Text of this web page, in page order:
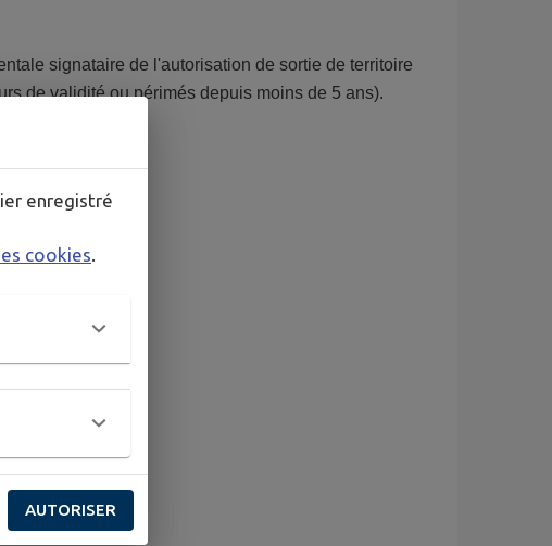
signataire de l'autorisation de sortie de territoire
de validité ou périmés depuis moins de 5 ans).
enregistré
cookies
AUTORISER